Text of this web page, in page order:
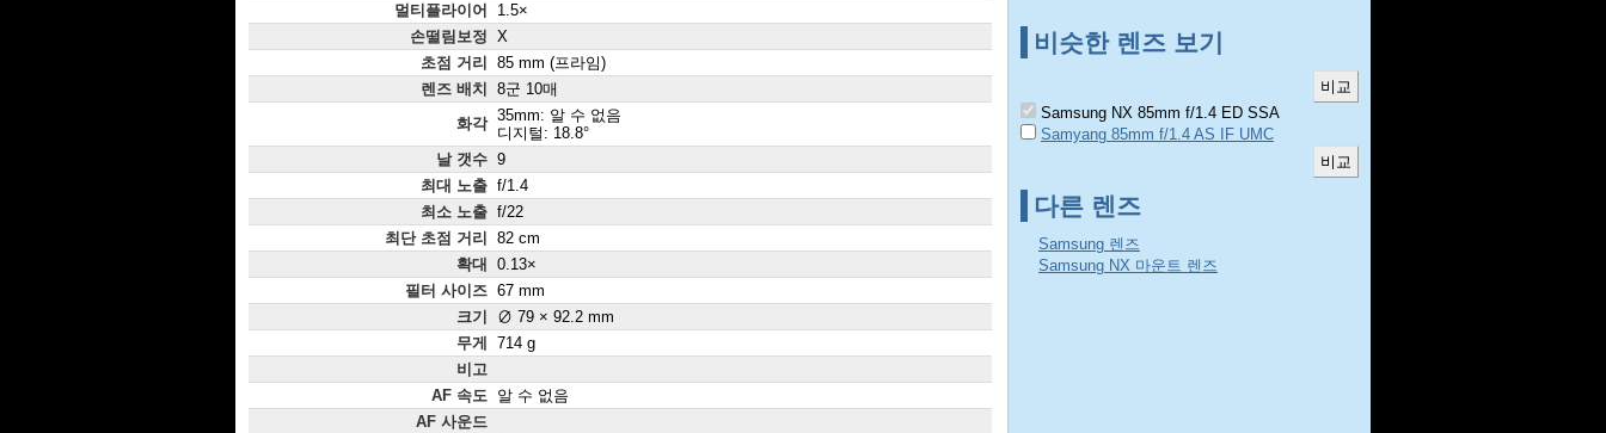
멀티플라이어
1.5×
손떨림보정 X
초점 거리
85 mm (프라임)
렌즈 배치
8군 10매
화각 35mm: 알 수 없음
디지털: 18.8°
날 갯수 9
최대 노출 f/1.4
최소 노출 f/22
최단 초점 거리
82 cm
확대
0.13×
필터 사이즈 67 mm
크기
∅ 79 × 92.2 mm
무게
714 g
비고
AF 속도 알 수 없음
AF 사운드
비슷한 렌즈 보기
Samsung NX 85mm f/1.4 ED SSA
Samyang 85mm f/1.4 AS IF UMC
다른 렌즈
Samsung 렌즈
Samsung NX 마운트 렌즈